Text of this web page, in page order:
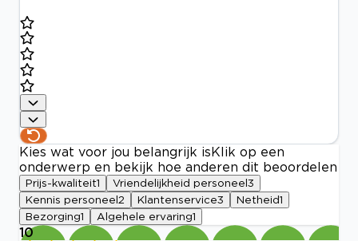
Kies wat voor jou belangrijk is Klik op een
onderwerp en bekijk hoe anderen dit beoordelen
Prijs-kwaliteit1 Vriendelijkheid personeel 3
Kennis personeel 2 Klantenservice3 Netheid1
Bezorging1 Algehele ervaring1
10